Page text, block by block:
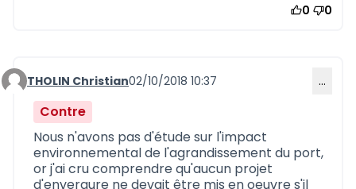
0 0
Commentaire 567
THOLIN Christian02/10/2018 10:37 …
Contre
Nous n'avons pas d'étude sur l'impact
environnemental de l'agrandissement du port,
or j'ai cru comprendre qu'aucun projet
d'envergure ne devait être mis en oeuvre s'il